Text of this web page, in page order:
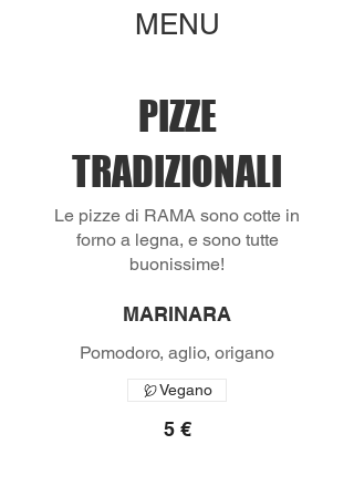
MENU
PIZZE
TRADIZIONALI
Le pizze di RAMA sono cotte in
forno a legna, e sono tutte
buonissime!
MARINARA
Pomodoro, aglio, origano
5 €
Vegano